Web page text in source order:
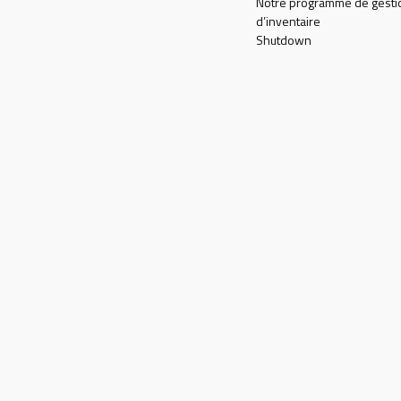
d’inventaire
Shutdown